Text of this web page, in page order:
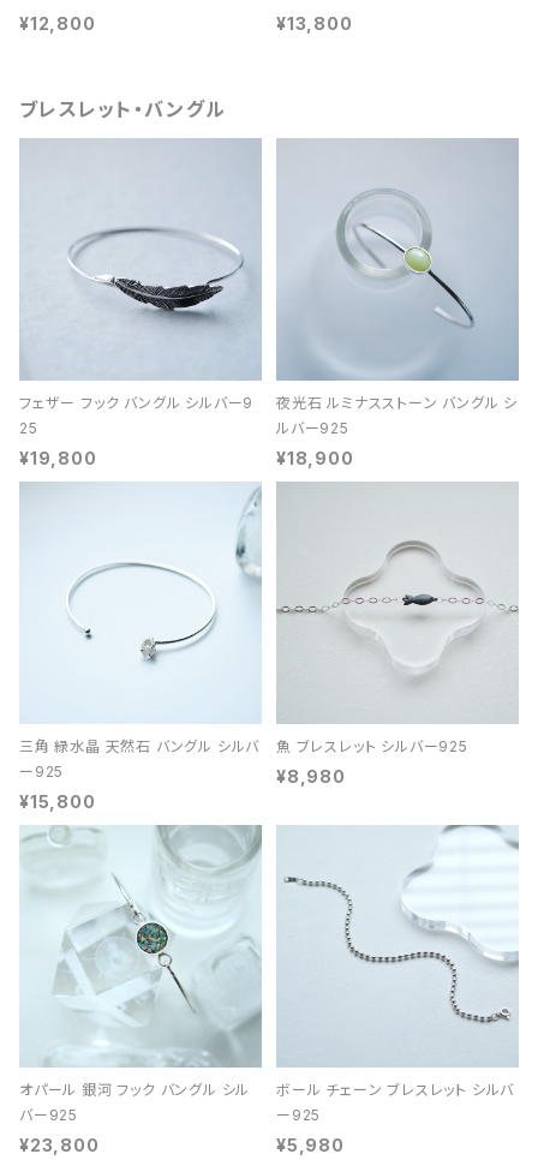
¥12,800 ¥13,800
ブレスレット・バングル
フェザー フック バングル シルバー9
25
¥19,800
夜光石 ルミナスストーン バングル シ
ルバー925
¥18,900
三角 緑水晶 天然石 バングル シルバ
ー925
¥15,800
魚 ブレスレット シルバー925
¥8,980
オパール 銀河 フック バングル シル
バー925
¥23,800
ボール チェーン ブレスレット シルバ
ー925
¥5,980